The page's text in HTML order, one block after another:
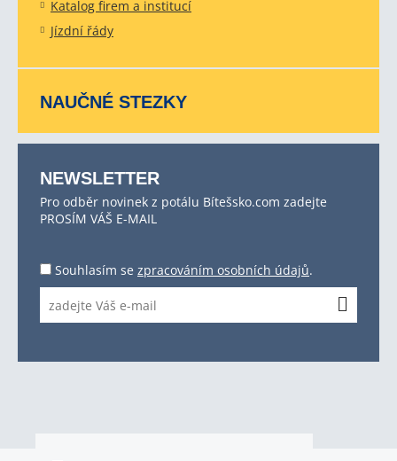
Katalog firem a institucí
Jízdní řády
NAUČNÉ STEZKY
NEWSLETTER
Pro odběr novinek z potálu Bítešsko.com zadejte
PROSÍM VÁŠ E-MAIL
Souhlasím se zpracováním osobních údajů.